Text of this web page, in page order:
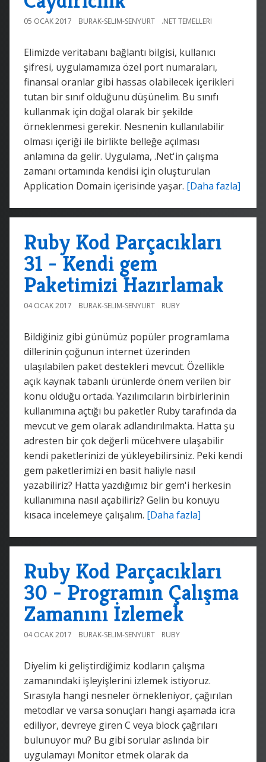
05 OCAK 2017 BURAK-SELIM-SENYURT .NET TEMELLERI
Elimizde veritabanı bağlantı bilgisi, kullanıcı
şifresi, uygulamamıza özel port numaraları,
finansal oranlar gibi hassas olabilecek içerikleri
tutan bir sınıf olduğunu düşünelim. Bu sınıfı
kullanmak için doğal olarak bir şekilde
örneklenmesi gerekir. Nesnenin kullanılabilir
olması içeriği ile birlikte belleğe açılması
anlamına da gelir. Uygulama, .Net'in çalışma
zamanı ortamında kendisi için oluşturulan
Application Domain içerisinde yaşar. [Daha fazla]
Ruby Kod Parçacıkları
31 - Kendi gem
Paketimizi Hazırlamak
04 OCAK 2017 BURAK-SELIM-SENYURT RUBY
Bildiğiniz gibi günümüz popüler programlama
dillerinin çoğunun internet üzerinden
ulaşılabilen paket destekleri mevcut. Özellikle
açık kaynak tabanlı ürünlerde önem verilen bir
konu olduğu ortada. Yazılımcıların birbirlerinin
kullanımına açtığı bu paketler Ruby tarafında da
mevcut ve gem olarak adlandırılmakta. Hatta şu
adresten bir çok değerli mücehvere ulaşabilir
kendi paketlerinizi de yükleyebilirsiniz. Peki kendi
gem paketlerimizi en basit haliyle nasıl
yazabiliriz? Hatta yazdığımız bir gem'i herkesin
kullanımına nasıl açabiliriz? Gelin bu konuyu
kısaca incelemeye çalışalım. [Daha fazla]
Ruby Kod Parçacıkları
30 - Programın Çalışma
Zamanını İzlemek
04 OCAK 2017 BURAK-SELIM-SENYURT RUBY
Diyelim ki geliştirdiğimiz kodların çalışma
zamanındaki işleyişlerini izlemek istiyoruz.
Sırasıyla hangi nesneler örnekleniyor, çağırılan
metodlar ve varsa sonuçları hangi aşamada icra
ediliyor, devreye giren C veya block çağrıları
bulunuyor mu? Bu gibi sorular aslında bir
uygulamayı Monitor etmek olarak da